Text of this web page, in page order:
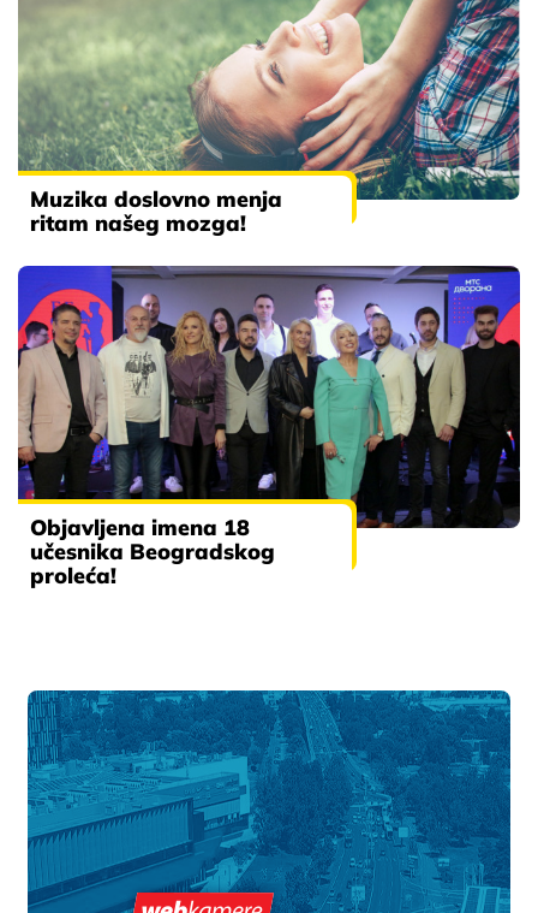
Muzika doslovno menja
ritam našeg mozga!
Objavljena imena 18
učesnika Beogradskog
proleća!